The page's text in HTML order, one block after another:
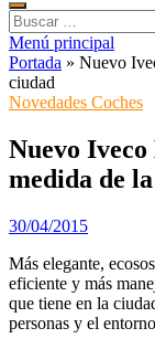
Buscar:
Menú principal
Portada » Nuevo
ciudad
Novedades Coches
Nuevo
medida de
30/04/2015
Más elegante,
eficiente y más
que tiene en la
personas y el